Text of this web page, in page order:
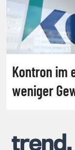
Kontron im
weniger